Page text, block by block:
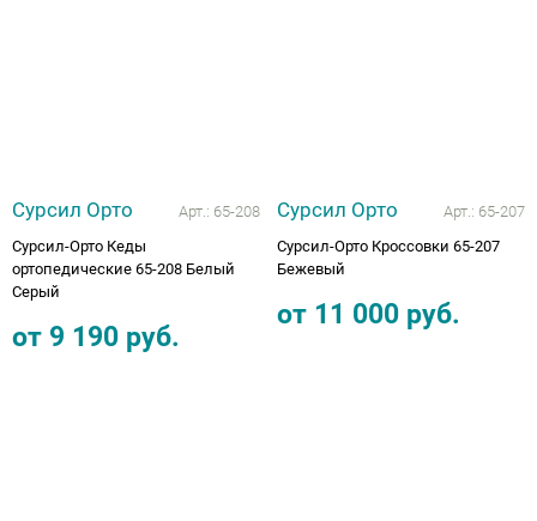
Сурсил Орто Арт.: 65-208
Сурсил-Орто Кеды
ортопедические 65-208 Белый
Серый
от 9 190 руб.
Сурсил Орто Арт.: 65-207
Сурсил-Орто Кроссовки 65-207
Бежевый
от 11 000 руб.
ОПОРЫ, ВЕРТИКАЛИЗАТОРЫ, Оборудование
для ЛФК
Одежда ортопедическая (адаптивная) для